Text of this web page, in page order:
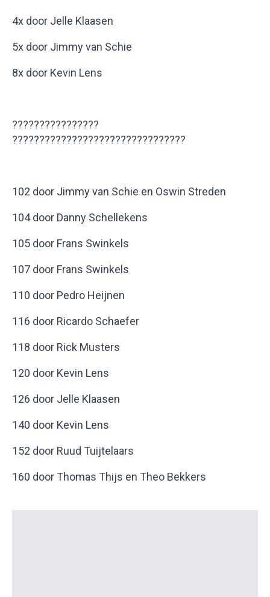
4x door Jelle Klaasen
5x door Jimmy van Schie
8x door Kevin Lens
????????????????
????????????????????????????????
102 door Jimmy van Schie en Oswin Streden
104 door Danny Schellekens
105 door Frans Swinkels
107 door Frans Swinkels
110 door Pedro Heijnen
116 door Ricardo Schaefer
118 door Rick Musters
120 door Kevin Lens
126 door Jelle Klaasen
140 door Kevin Lens
152 door Ruud Tuijtelaars
160 door Thomas Thijs en Theo Bekkers